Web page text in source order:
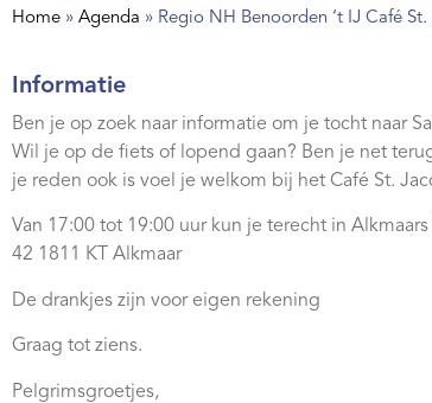
Home » Agenda » Regio NH Benoorden ‘t IJ Café
Informatie
Ben je op zoek naar informatie om je tocht naar
Wil je op de fiets of lopend gaan? Ben je net
je reden ook is voel je welkom bij het Café St.
Van 17:00 tot 19:00 uur kun je terecht in
42 1811 KT Alkmaar
De drankjes zijn voor eigen rekening
Graag tot ziens.
Pelgrimsgroetjes,